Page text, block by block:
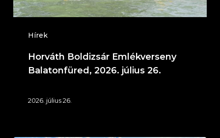
Hírek
Horváth Boldizsár Emlékverseny
Balatonfüred, 2026. július 26.
2026. július 26.